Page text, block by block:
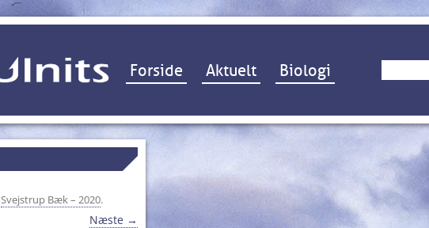
Hop til indhold
Forside Aktuelt Biologi Søg
Svejstrup Bæk – 2020.
Næste →